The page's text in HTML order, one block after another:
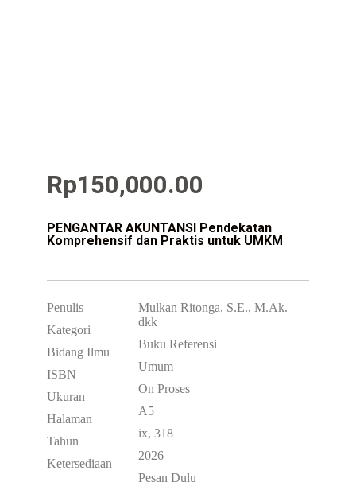
Rp150,000.00
PENGANTAR AKUNTANSI Pendekatan
Komprehensif dan Praktis untuk UMKM
Penulis
Kategori
Bidang Ilmu
ISBN
Ukuran
Halaman
Tahun
Ketersediaan
Mulkan Ritonga, S.E., M.Ak.
dkk
Buku Referensi
Umum
On Proses
A5
ix, 318
2026
Pesan Dulu